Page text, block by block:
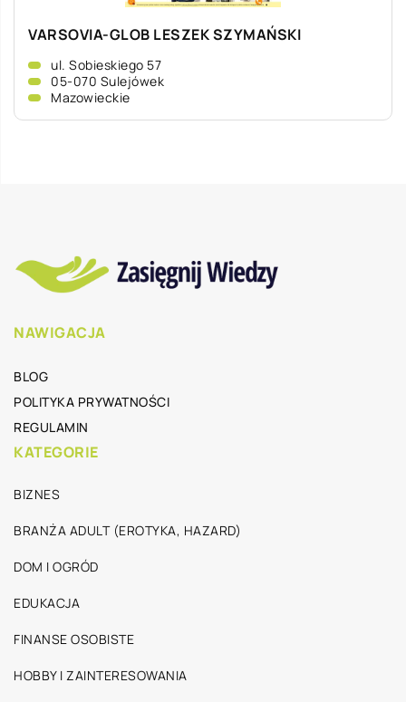
VARSOVIA-GLOB LESZEK SZYMAŃSKI
ul. Sobieskiego 57
05-070 Sulejówek
Mazowieckie
NAWIGACJA
BLOG
POLITYKA PRYWATNOŚCI
REGULAMIN
KATEGORIE
BIZNES
BRANŻA ADULT (EROTYKA, HAZARD)
DOM I OGRÓD
EDUKACJA
FINANSE OSOBISTE
HOBBY I ZAINTERESOWANIA